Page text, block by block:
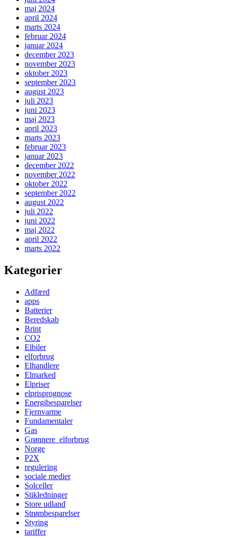
maj 2024
april 2024
marts 2024
februar 2024
januar 2024
december 2023
november 2023
oktober 2023
september 2023
august 2023
juli 2023
juni 2023
maj 2023
april 2023
marts 2023
februar 2023
januar 2023
december 2022
november 2022
oktober 2022
september 2022
august 2022
juli 2022
juni 2022
maj 2022
april 2022
marts 2022
Kategorier
Adfærd
apps
Batterier
Beredskab
Brint
CO2
Elbiler
elforbrug
Elhandlere
Elmarked
Elpriser
elprisprognose
Energibesparelser
Fjernvarme
Fundamentaler
Gas
Grønnere_elforbrug
Norge
P2X
regulering
sociale medier
Solceller
Stikledninger
Store udland
Strømbesparelser
Styring
tariffer